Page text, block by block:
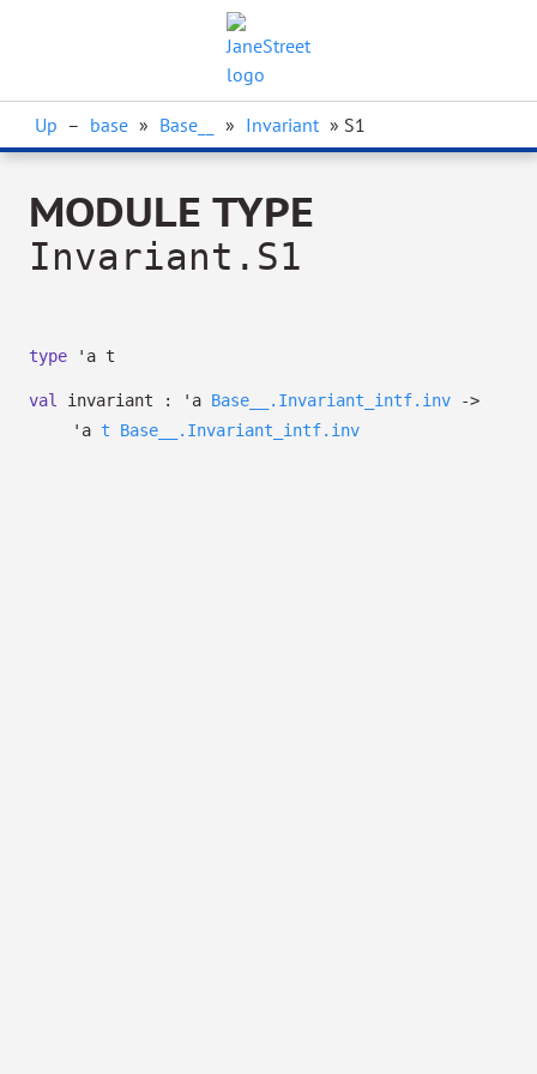
Up – base » Base__ » Invariant » S1
MODULE TYPE
Invariant.S1
type 'a t
val invariant : 'a Base__.Invariant_intf.inv
->
'a t Base__.Invariant_intf.inv